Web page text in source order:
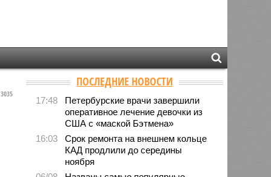
3035
ПОСЛЕДНИЕ НОВОСТИ
17:48
Петербурские врачи завершили
оперативное лечение девочки из
США с «маской Бэтмена»
16:03
Срок ремонта на внешнем кольце
КАД продлили до середины
ноября